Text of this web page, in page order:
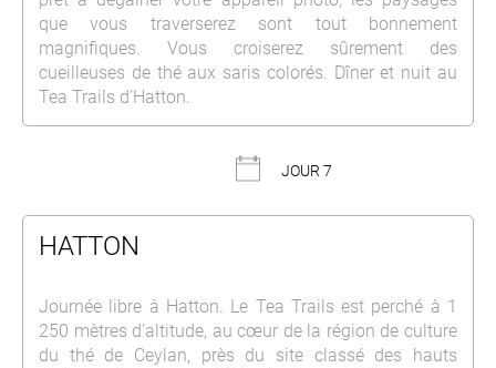
que vous traverserez sont tout bonnement
magnifiques. Vous croiserez sûrement des
cueilleuses de thé aux saris colorés. Dîner et nuit au
Tea Trails d’Hatton.
JOUR 7
HATTON
Journée libre à Hatton. Le Tea Trails est perché à 1
250 mètres d’altitude, au cœur de la région de culture
du thé de Ceylan, près du site classé des hauts